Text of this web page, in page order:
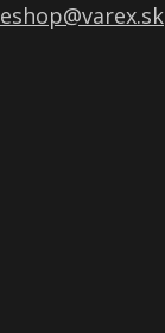
eshop@varex.sk